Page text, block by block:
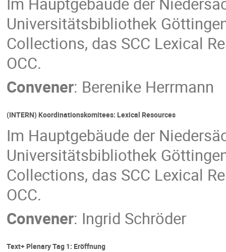
Universitätsbibliothek
Collections, das SCC Lexical
OCC.
Convener: Berenike Herrmann
(INTERN) Koordinationskomitees: Lexical Resources
Im Hauptgebäude der
Universitätsbibliothek
Collections, das SCC Lexical
OCC.
Convener: Ingrid Schröder
Text+ Plenary Tag 1: Eröffnung